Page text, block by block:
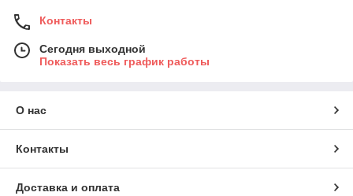
Контакты
Сегодня выходной
Показать весь график работы
О нас
Контакты
Доставка и оплата